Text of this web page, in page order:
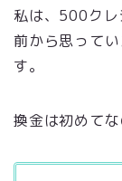
私は、500クレ
前から思って
す。
換金は初めて